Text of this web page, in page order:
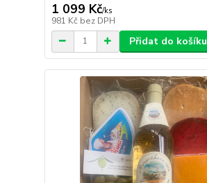
1 099 Kč/ks
981 Kč bez DPH
Přidat do košíku